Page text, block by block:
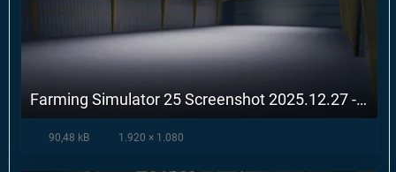
Farming Simulator 25 Screenshot 2025.12.27 - 10.55.14.62.webp
90,48 kB 1.920 × 1.080